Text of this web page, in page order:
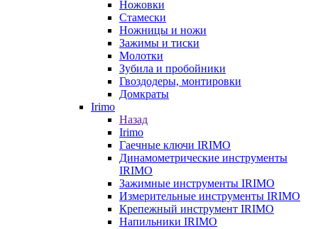
Ножовки
Стамески
Ножницы и ножи
Зажимы и тиски
Молотки
Зубила и пробойники
Гвоздодеры, монтировки
Домкраты
Irimo
Назад
Irimo
Гаечные ключи IRIMO
Динамометрические инструменты
IRIMO
Зажимные инструменты IRIMO
Измерительные инструменты IRIMO
Крепежный инструмент IRIMO
Напильники IRIMO